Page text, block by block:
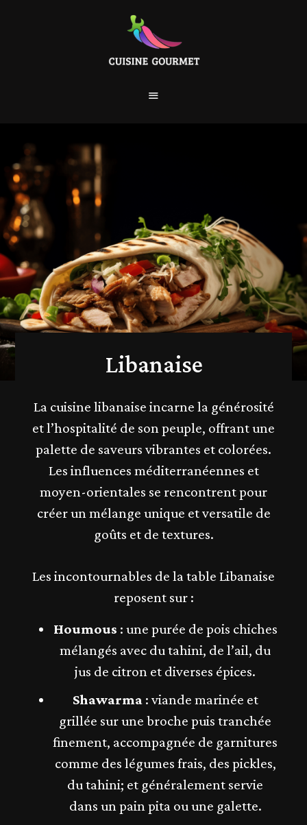
Libanaise
La cuisine libanaise incarne la générosité
et l’hospitalité de son peuple, offrant une
palette de saveurs vibrantes et colorées.
Les influences méditerranéennes et
moyen-orientales se rencontrent pour
créer un mélange unique et versatile de
goûts et de textures.
Les incontournables de la table Libanaise
reposent sur :
Houmous : une purée de pois chiches
mélangés avec du tahini, de l’ail, du
jus de citron et diverses épices.
Shawarma: viande marinée et
grillée sur une broche puis tranchée
finement, accompagnée de garnitures
comme des légumes frais, des pickles,
du tahini; et généralement servie
dans un pain pita ou une galette.